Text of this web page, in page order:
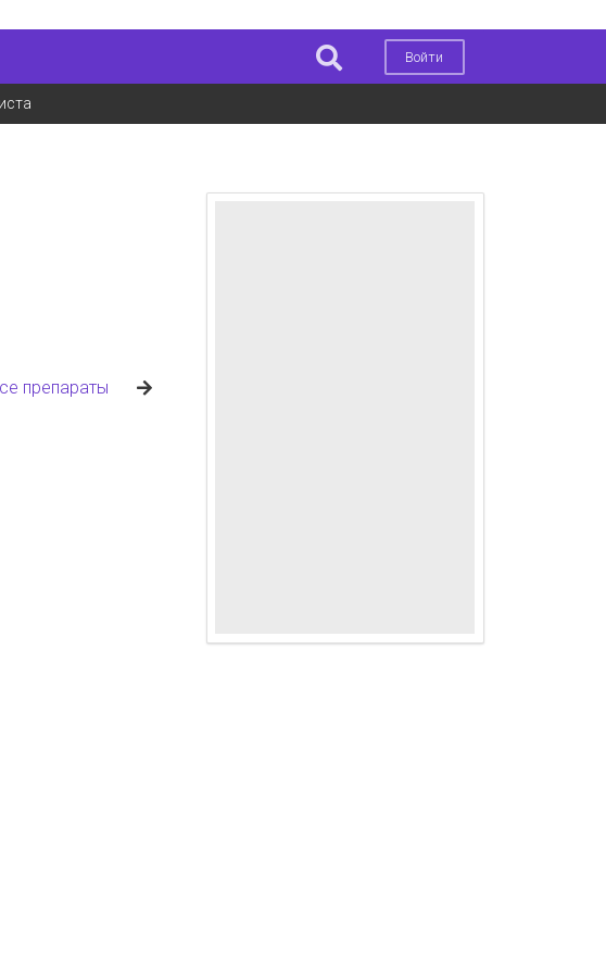
Войти
препараты